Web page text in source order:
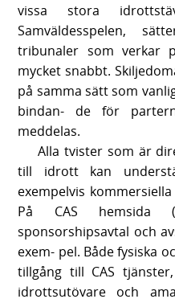
vissa stora
Samväldesspelen,
tribunaler som verkar
mycket snabbt.
på samma sätt som
bindan- de för
meddelas.
Alla tvister som är
till idrott kan
exempelvis
På CAS hemsida
sponsorshipsavtal och
exem- pel. Både fysiska
tillgång till CAS
idrottsutövare och